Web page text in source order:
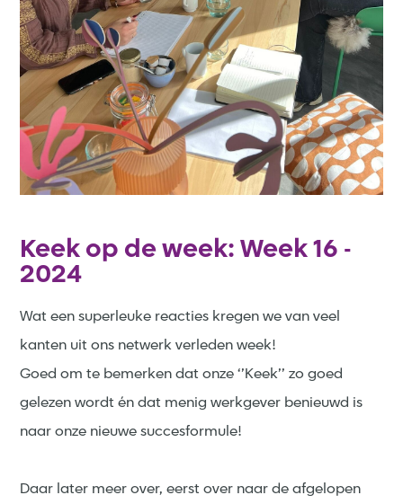
Keek op de week: Week 16 -
2024
Wat een superleuke reacties kregen we van veel
kanten uit ons netwerk verleden week!
Goed om te bemerken dat onze ‘’Keek’’ zo goed
gelezen wordt én dat menig werkgever benieuwd is
naar onze nieuwe succesformule!
Daar later meer over, eerst over naar de afgelopen